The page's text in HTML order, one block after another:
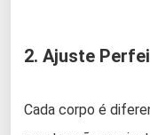
2. Ajuste
Cada corpo é